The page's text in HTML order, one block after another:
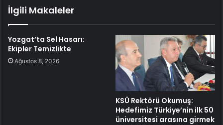
İlgili Makaleler
Yozgat’ta Sel Hasarı:
Ekipler Temizlikte
Ağustos 8, 2026
KSÜ Rektörü Okumuş:
Hedefimiz Türkiye’nin ilk 50
üniversitesi arasına girmek